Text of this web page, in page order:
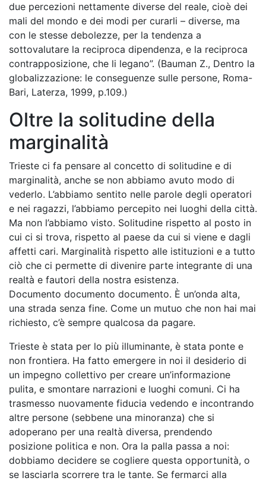
due percezioni nettamente diverse del reale, cioè dei
mali del mondo e dei modi per curarli – diverse, ma
con le stesse debolezze, per la tendenza a
sottovalutare la reciproca dipendenza, e la reciproca
contrapposizione, che li legano”. (Bauman Z., Dentro la
globalizzazione: le conseguenze sulle persone, Roma-
Bari, Laterza, 1999, p.109.)
Oltre la solitudine della
marginalità
Trieste ci fa pensare al concetto di solitudine e di
marginalità, anche se non abbiamo avuto modo di
vederlo. L’abbiamo sentito nelle parole degli operatori
e nei ragazzi, l’abbiamo percepito nei luoghi della città.
Ma non l’abbiamo visto. Solitudine rispetto al posto in
cui ci si trova, rispetto al paese da cui si viene e dagli
affetti cari. Marginalità rispetto alle istituzioni e a tutto
ciò che ci permette di divenire parte integrante di una
realtà e fautori della nostra esistenza.
Documento documento documento. È un’onda alta,
una strada senza fine. Come un mutuo che non hai mai
richiesto, c’è sempre qualcosa da pagare.
Trieste è stata per lo più illuminante, è stata ponte e
non frontiera. Ha fatto emergere in noi il desiderio di
un impegno collettivo per creare un’informazione
pulita, e smontare narrazioni e luoghi comuni. Ci ha
trasmesso nuovamente fiducia vedendo e incontrando
altre persone (sebbene una minoranza) che si
adoperano per una realtà diversa, prendendo
posizione politica e non. Ora la palla passa a noi:
dobbiamo decidere se cogliere questa opportunità, o
se lasciarla scorrere tra le tante. Se fermarci alla